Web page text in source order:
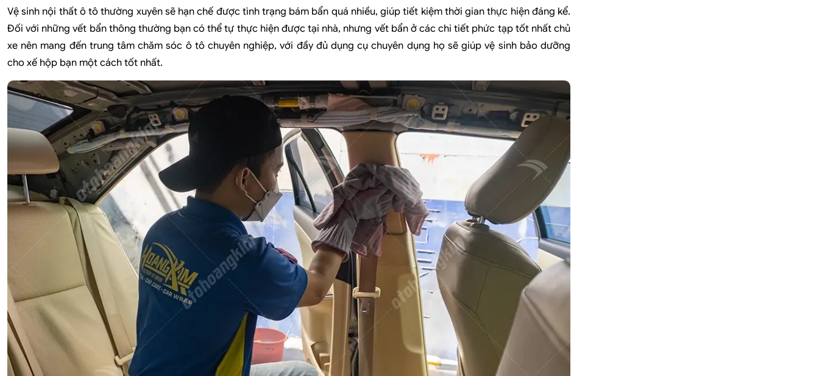
Vệ sinh nội thất ô tô thường xuyên sẽ hạn chế được tình trạng bám bẩn quá nhiều, giúp tiết kiệm thời gian thực hiện đáng kể.
Đối với những vết bẩn thông thường bạn có thể tự thực hiện được tại nhà, nhưng vết bẩn ở các chi tiết phức tạp tốt nhất chủ
xe nên mang đến trung tâm chăm sóc ô tô chuyên nghiệp, với đầy đủ dụng cụ chuyên dụng họ sẽ giúp vệ sinh bảo dưỡng
cho xế hộp bạn một cách tốt nhất.